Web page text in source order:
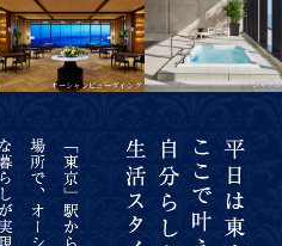
オーシャンビューダイング ジャグジー